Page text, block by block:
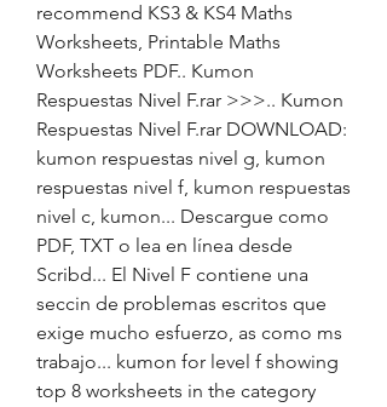
recommend KS3 & KS4 Maths
Worksheets, Printable Maths
Worksheets PDF.. Kumon
Respuestas Nivel F.rar >>>.. Kumon
Respuestas Nivel F.rar DOWNLOAD:
kumon respuestas nivel g, kumon
respuestas nivel f, kumon respuestas
nivel c, kumon... Descargue como
PDF, TXT o lea en línea desde
Scribd... El Nivel F contiene una
seccin de problemas escritos que
exige mucho esfuerzo, as como ms
trabajo... kumon for level f showing
top 8 worksheets in the category